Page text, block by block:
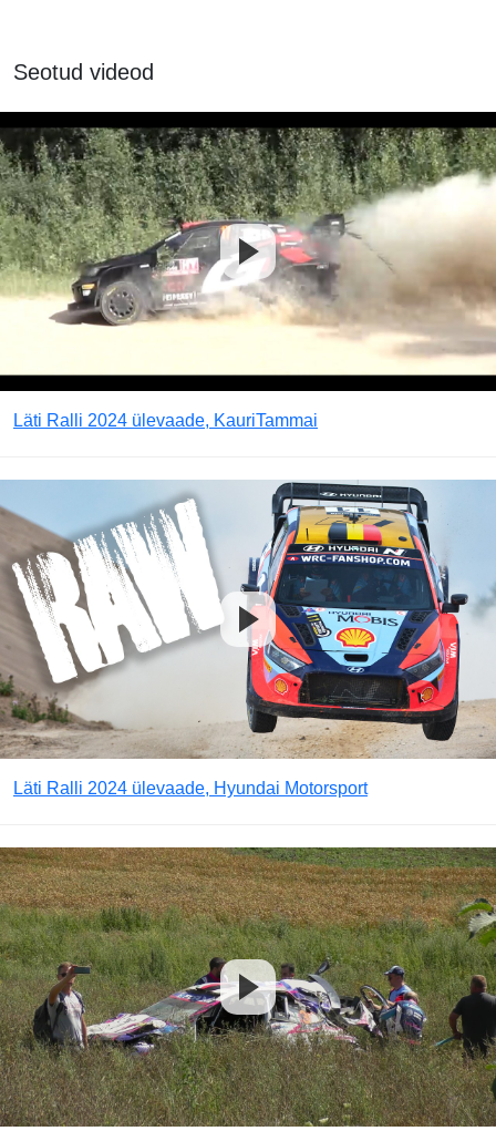
Seotud videod
Läti Ralli 2024 ülevaade, KauriTammai
Läti Ralli 2024 ülevaade, Hyundai Motorsport